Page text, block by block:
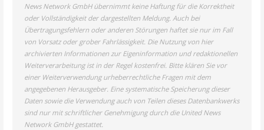
News Network GmbH übernimmt keine Haftung für die Korrektheit
oder Vollständigkeit der dargestellten Meldung. Auch bei
Übertragungsfehlern oder anderen Störungen haftet sie nur im Fall
von Vorsatz oder grober Fahrlässigkeit. Die Nutzung von hier
archivierten Informationen zur Eigeninformation und redaktionellen
Weiterverarbeitung ist in der Regel kostenfrei. Bitte klären Sie vor
einer Weiterverwendung urheberrechtliche Fragen mit dem
angegebenen Herausgeber. Eine systematische Speicherung dieser
Daten sowie die Verwendung auch von Teilen dieses Datenbankwerks
sind nur mit schriftlicher Genehmigung durch die United News
Network GmbH gestattet.